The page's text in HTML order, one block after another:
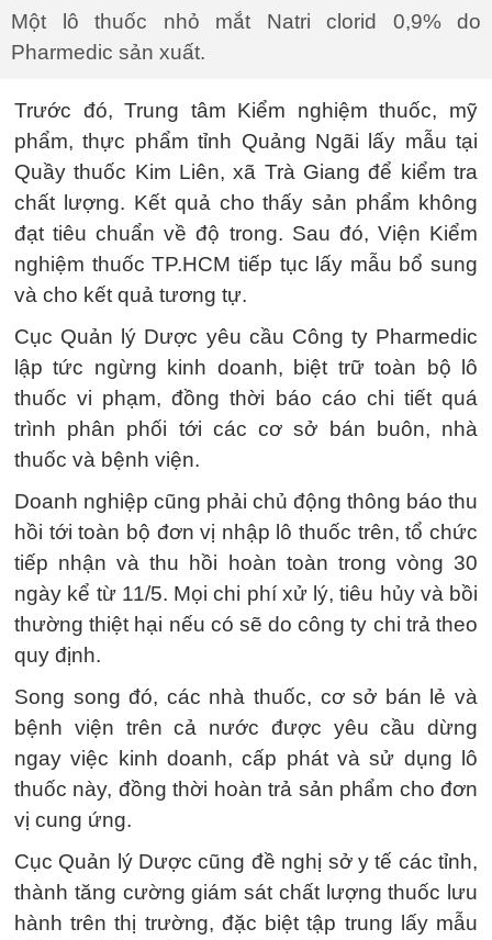
Một lô thuốc nhỏ mắt Natri clorid 0,9% do
Pharmedic sản xuất.
Trước đó, Trung tâm Kiểm nghiệm thuốc, mỹ
phẩm, thực phẩm tỉnh Quảng Ngãi lấy mẫu tại
Quầy thuốc Kim Liên, xã Trà Giang để kiểm tra
chất lượng. Kết quả cho thấy sản phẩm không
đạt tiêu chuẩn về độ trong. Sau đó, Viện Kiểm
nghiệm thuốc TP.HCM tiếp tục lấy mẫu bổ sung
và cho kết quả tương tự.
Cục Quản lý Dược yêu cầu Công ty Pharmedic
lập tức ngừng kinh doanh, biệt trữ toàn bộ lô
thuốc vi phạm, đồng thời báo cáo chi tiết quá
trình phân phối tới các cơ sở bán buôn, nhà
thuốc và bệnh viện.
Doanh nghiệp cũng phải chủ động thông báo thu
hồi tới toàn bộ đơn vị nhập lô thuốc trên, tổ chức
tiếp nhận và thu hồi hoàn toàn trong vòng 30
ngày kể từ 11/5. Mọi chi phí xử lý, tiêu hủy và bồi
thường thiệt hại nếu có sẽ do công ty chi trả theo
quy định.
Song song đó, các nhà thuốc, cơ sở bán lẻ và
bệnh viện trên cả nước được yêu cầu dừng
ngay việc kinh doanh, cấp phát và sử dụng lô
thuốc này, đồng thời hoàn trả sản phẩm cho đơn
vị cung ứng.
Cục Quản lý Dược cũng đề nghị sở y tế các tỉnh,
thành tăng cường giám sát chất lượng thuốc lưu
hành trên thị trường, đặc biệt tập trung lấy mẫu